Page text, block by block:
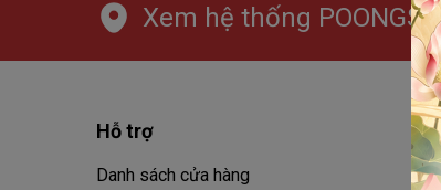
Xem hệ thống
Hỗ trợ
Danh sách cửa hàng